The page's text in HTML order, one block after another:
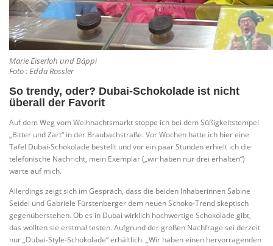
Marie Eiserloh und Bäppi
Foto : Edda Rössler
So trendy, oder? Dubai-Schokolade ist nicht
überall der Favorit
Auf dem Weg vom Weihnachtsmarkt stoppe ich bei dem Süßigkeitstempel
„Bitter und Zart“ in der Braubachstraße. Vor Wochen hatte ich hier eine
Tafel Dubai-Schokolade bestellt und vor ein paar Stunden erhielt ich die
telefonische Nachricht, mein Exemplar („wir haben nur drei erhalten“)
warte auf mich.
Allerdings zeigt sich im Gespräch, dass die beiden Inhaberinnen Sabine
Seidel und Gabriele Fürstenberger dem neuen Schoko-Trend skeptisch
gegenüberstehen. Ob es in Dubai wirklich hochwertige Schokolade gibt,
das wollten sie erstmal testen. Aufgrund der großen Nachfrage sei derzeit
nur „Dubai-Style-Schokolade“ erhältlich. „Wir haben einen hervorragenden